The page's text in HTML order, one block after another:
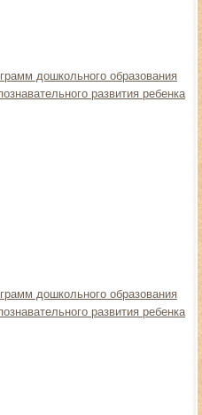
дошкольного образования
развития ребенка
дошкольного образования
развития ребенка